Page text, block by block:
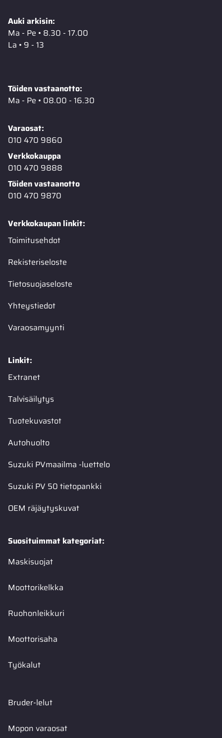
Auki arkisin:
Ma - Pe • 8.30 - 17.00
La • 9 - 13
Töiden vastaanotto:
Ma - Pe • 08.00 - 16.30
Varaosat:
010 470 9860
Verkkokauppa
010 470 9888
Töiden vastaanotto
010 470 9870
Verkkokaupan linkit:
Toimitusehdot
Rekisteriseloste
Tietosuojaseloste
Yhteystiedot
Varaosamyynti
Linkit:
Extranet
Talvisäilytys
Tuotekuvastot
Autohuolto
Suzuki PVmaailma -luettelo
Suzuki PV 50 tietopankki
OEM räjäytyskuvat
Suosituimmat kategoriat:
Maskisuojat
Moottorikelkka
Ruohonleikkuri
Moottorisaha
Työkalut
Bruder-lelut
Mopon varaosat